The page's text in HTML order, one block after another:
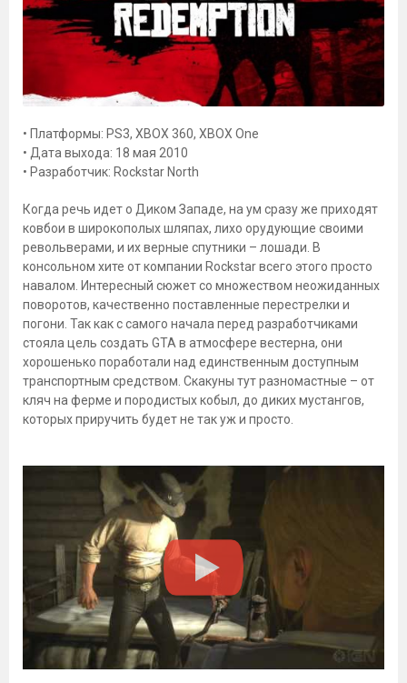
• Платформы: PS3, XBOX 360, XBOX One
• Дата выхода: 18 мая 2010
• Разработчик: Rockstar North
Когда речь идет о Диком Западе, на ум сразу же приходят
ковбои в широкополых шляпах, лихо орудующие своими
револьверами, и их верные спутники – лошади. В
консольном хите от компании Rockstar всего этого просто
навалом. Интересный сюжет со множеством неожиданных
поворотов, качественно поставленные перестрелки и
погони. Так как с самого начала перед разработчиками
стояла цель создать GTA в атмосфере вестерна, они
хорошенько поработали над единственным доступным
транспортным средством. Скакуны тут разномастные – от
кляч на ферме и породистых кобыл, до диких мустангов,
которых приручить будет не так уж и просто.